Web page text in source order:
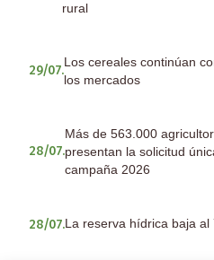
rural
29/07.
Los cereales continúan
los mercados
28/07.
Más de 563.000
presentan la solicitud
campaña 2026
28/07.La reserva hídrica baja